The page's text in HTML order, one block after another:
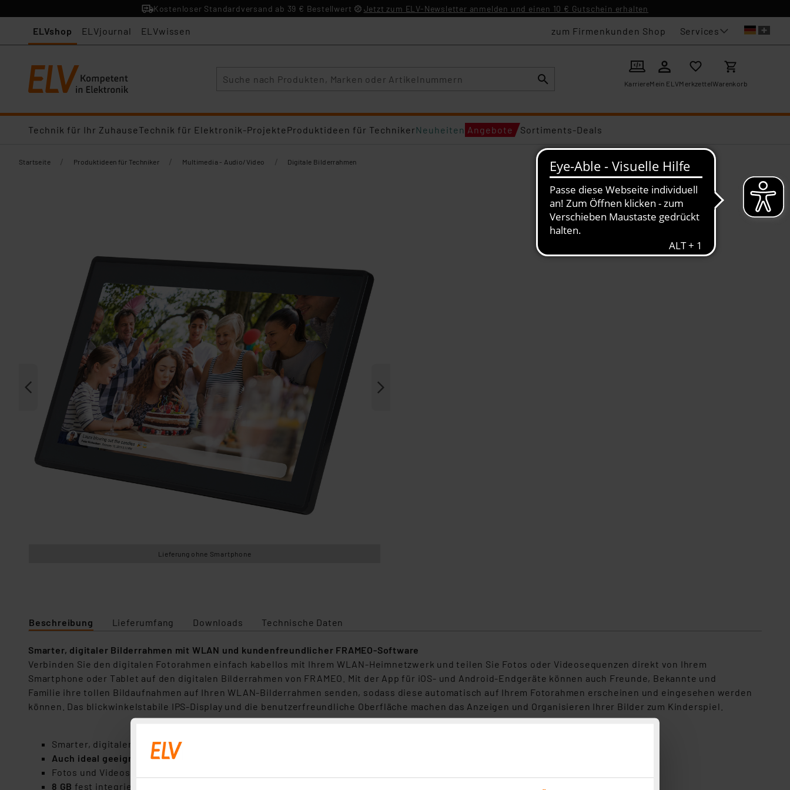
Kostenloser Standardversand ab 39 € Bestellwert Jetzt zum ELV-Newsletter anmelden und einen 10 € Gutschein erhalten
ELVshop ELVjournal ELVwissen zum Firmenkunden Shop Services
KarriereMein ELVMerkzettelWarenkorb
Technik für Ihr ZuhauseTechnik für Elektronik-ProjekteProduktideen für TechnikerNeuheiten Angebote Sortiments-Deals
Startseite / Produktideen für Techniker / Multimedia - Audio/Video / Digitale Bilderrahmen
Lieferung ohne Smartphone
Beschreibung Lieferumfang Downloads Technische Daten
Smarter, digitaler Bilderrahmen mit WLAN und kundenfreundlicher FRAMEO-Software
Verbinden Sie den digitalen Fotorahmen einfach kabellos mit Ihrem WLAN-Heimnetzwerk und teilen Sie Fotos oder Videosequenzen direkt von Ihrem
Smartphone oder Tablet auf den digitalen Bilderrahmen von FRAMEO. Mit der App für iOS- und Android-Endgeräte können auch Freunde, Bekannte und
Familie ihre tollen Bildaufnahmen auf Ihren WLAN-Bilderrahmen senden, sodass diese automatisch auf Ihrem Fotorahmen erscheinen und eingesehen werden
können. Das blickwinkelstabile IPS-Display und die benutzerfreundliche Oberfläche machen das Anzeigen und Organisieren Ihrer Bilder zum Kinderspiel.
Smarter, digitaler 39,6-cm-WLAN-Bilderrahmen (15,6")
Auch ideal geeignet als Geschenk (z. B. Weihnachten, Ostern, Muttertag, Vatertag, Geburtstag, Valentinstag, etc.)
Fotos und Videosequenzen (bis 15 s, bei Bedarf inkl. Ton) kabellos via App auf den WLAN-Bilderrahmen senden
8 GB fest integrierter Flash-Speicher (eMMC) für Ihre Fotosammlung